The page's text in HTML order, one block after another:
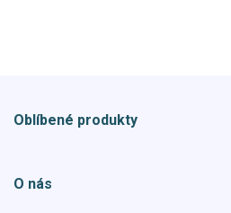
Oblíbené produkty
O nás